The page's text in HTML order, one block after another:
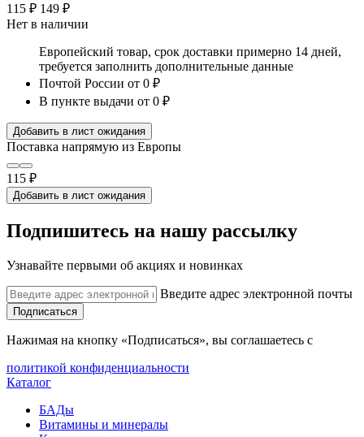
115 ₽ 149 ₽
Нет в наличии
Европейский товар, срок доставки примерно 14 дней,
требуется заполнить дополнительные данные
Почтой России от 0 ₽
В пункте выдачи от 0 ₽
Добавить в лист ожидания
Поставка напрямую из Европы
115 ₽
Добавить в лист ожидания
Подпишитесь на нашу рассылку
Узнавайте первыми об акциях и новинках
Введите адрес электронной почты
Подписаться
Нажимая на кнопку «Подписаться», вы соглашаетесь с
политикой конфиденциальности
Каталог
БАДы
Витамины и минералы